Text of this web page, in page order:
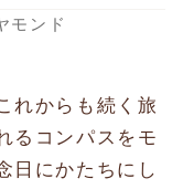
モンド
れからも続く旅
るコンパスをモ
日にかたちにし